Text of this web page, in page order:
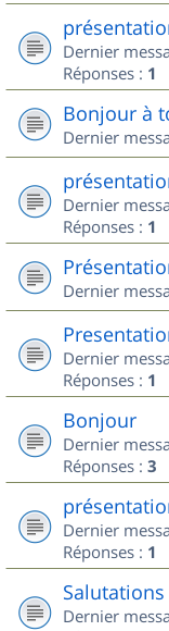
Dernier
Réponses : 1
Bonjour à
Dernier
Dernier
Réponses : 1
Dernier
Dernier
Réponses : 1
Bonjour
Dernier
Réponses : 3
Dernier
Réponses : 1
Dernier